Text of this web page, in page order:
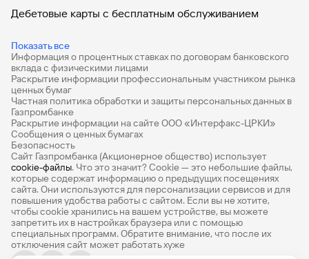
Дебетовые карты с бесплатным обслуживанием
Показать все
Банковские вклады на 3 месяца
Вклады с высоким процентом
Калькулятор вкладов
Виртуальные карты
Премиум
РКО
Ипотечный калькулятор
Кредитный калькулятор
Информация о процентных ставках по договорам банковского
вклада с физическими лицами
Раскрытие информации профессиональным участником рынка
ценных бумаг
Частная политика обработки и защиты персональных данных в
Газпромбанке
Раскрытие информации на сайте ООО «Интерфакс-ЦРКИ»
Сообщения о ценных бумагах
Безопасность
Сайт Газпромбанка (Акционерное общество) использует
cookie-файлы. Что это значит? Сookie — это небольшие файлы,
которые содержат информацию о предыдущих посещениях
сайта. Они используются для персонализации сервисов и для
повышения удобства работы с сайтом. Если вы не хотите,
чтобы сookie хранились на вашем устройстве, вы можете
запретить их в настройках браузера или с помощью
специальных программ. Обратите внимание, что после их
отключения сайт может работать хуже